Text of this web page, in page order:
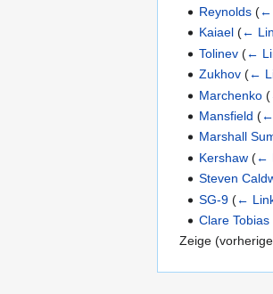
Reynolds (←
Kaiael (←
Tolinev (←
Zukhov (←
Marchenko (
Mansfield (
Marshall
Kershaw (←
Steven
SG-9 (←
Clare Tobias
Zeige (